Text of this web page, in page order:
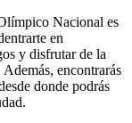
Nacional es
en
y disfrutar de la
encontrarás
donde podrás